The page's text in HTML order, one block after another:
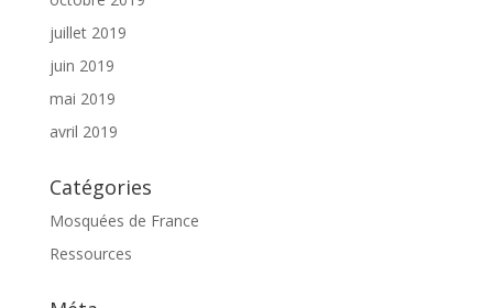
juillet 2019
juin 2019
mai 2019
avril 2019
Catégories
Mosquées de France
Ressources